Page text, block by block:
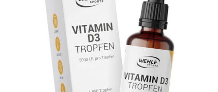
Selen (Se)
Silicium (Si)
Zink (Zn)
Vitamin B12
Vitamin C
Vitamin D
Vitamin E